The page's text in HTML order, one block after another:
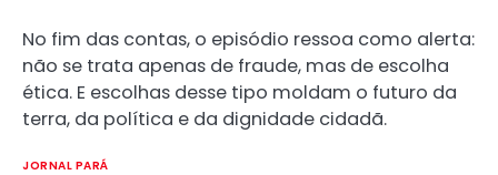
No fim das contas, o episódio ressoa como alerta:
não se trata apenas de fraude, mas de escolha
ética. E escolhas desse tipo moldam o futuro da
terra, da política e da dignidade cidadã.
JORNAL PARÁ